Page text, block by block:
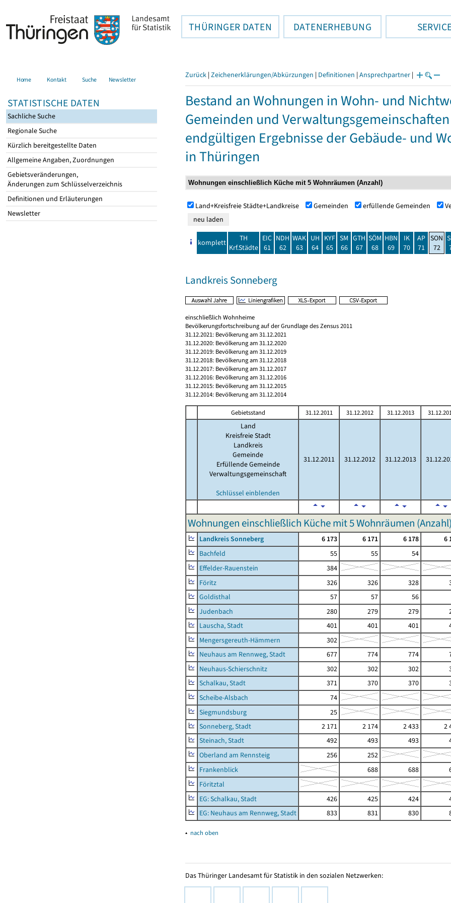
THÜRINGER DATEN DATENERHEBUNG
Home Kontakt Suche Newsletter
STATISTISCHE DATEN
Sachliche Suche
Regionale Suche
Kürzlich bereitgestellte Daten
Allgemeine Angaben, Zuordnungen
Gebietsveränderungen,
Änderungen zum Schlüsselverzeichnis
Definitionen und Erläuterungen
Newsletter
Zurück | Zeichenerklärungen/Abkürzungen | Definitionen | Ansprechpartner |
Bestand an Wohnungen in Wohn- und
Gemeinden und
endgültigen Ergebnisse der Gebäude- und
in Thüringen
Land+Kreisfreie Städte+Landkreise Gemeinden erfüllende Gemeinden
komplett
TH
Krf.Städte
EIC
61
NDH
62
WAK
63
UH
64
KYF
65
SM
66
GTH
67
SÖM
68
HBN
69
IK
70
AP
71
SON
72
Landkreis Sonneberg
einschließlich Wohnheime
Bevölkerungsfortschreibung auf der Grundlage des Zensus 2011
31.12.2021: Bevölkerung am 31.12.2021
31.12.2020: Bevölkerung am 31.12.2020
31.12.2019: Bevölkerung am 31.12.2019
31.12.2018: Bevölkerung am 31.12.2018
31.12.2017: Bevölkerung am 31.12.2017
31.12.2016: Bevölkerung am 31.12.2016
31.12.2015: Bevölkerung am 31.12.2015
31.12.2014: Bevölkerung am 31.12.2014
Gebietsstand 31.12.2011 31.12.2012 31.12.2013
Land
Kreisfreie Stadt
Landkreis
Gemeinde
Erfüllende Gemeinde
Verwaltungsgemeinschaft
Schlüssel einblenden
31.12.2011 31.12.2012 31.12.2013
Wohnungen einschließlich Küche mit 5 Wohnräumen (Anzahl)
Landkreis Sonneberg 6 173 6 171 6 178 6
Bachfeld
55 55 54
Effelder-Rauenstein
384
Föritz
326 326 328
Goldisthal
57 57 56
Judenbach
280 279 279
Lauscha, Stadt
401 401 401
Mengersgereuth-Hämmern
302
Neuhaus am Rennweg, Stadt
677 774 774
Neuhaus-Schierschnitz
302 302 302
Schalkau, Stadt
371 370 370
Scheibe-Alsbach
74
Siegmundsburg
25
Sonneberg, Stadt
2 171 2 174 2 433 2
Steinach, Stadt
492 493 493
Oberland am Rennsteig
256
252
Frankenblick
688 688
Föritztal
EG: Schalkau, Stadt
426 425 424
EG: Neuhaus am Rennweg, Stadt
833 831 830
▴ nach oben
Das Thüringer Landesamt für Statistik in den sozialen Netzwerken: